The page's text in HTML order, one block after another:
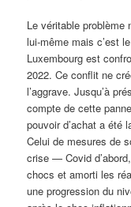
Le véritable problème
lui-même mais c’est
Luxembourg est
2022. Ce conflit ne
l’aggrave. Jusqu’à
compte de cette
pouvoir d’achat a été
Celui de mesures de
crise — Covid
chocs et amorti les
une progression du